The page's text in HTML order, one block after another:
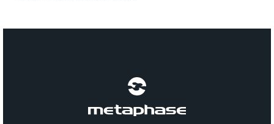
株式会社メタフェイズ